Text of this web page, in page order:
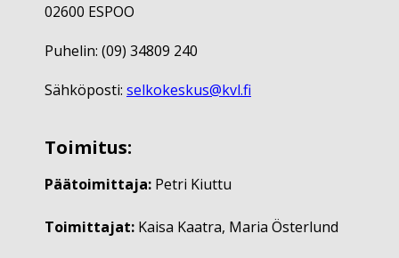
02600 ESPOO
Puhelin: (09) 34809 240
Sähköposti: selkokeskus@kvl.fi
Toimitus:
Päätoimittaja: Petri Kiuttu
Toimittajat: Kaisa Kaatra, Maria Österlund